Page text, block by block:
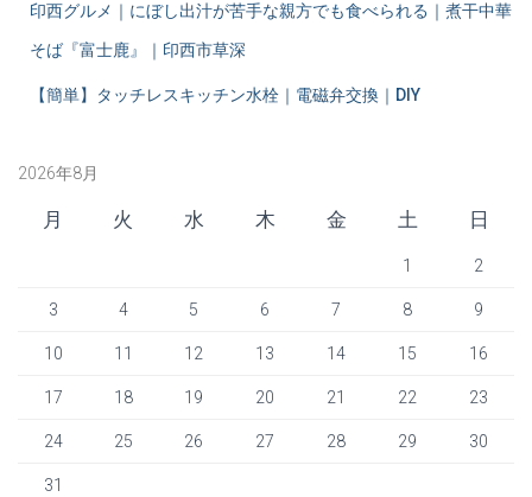
印西グルメ｜にぼし出汁が苦手な親方でも食べられる｜煮干中華
そば『富士鹿』｜印西市草深
【簡単】タッチレスキッチン水栓｜電磁弁交換｜DIY
2026年8月
月 火 水 木 金 土 日
1 2
3 4 5 6 7 8 9
10 11 12 13 14 15 16
17 18 19 20 21 22 23
24 25 26 27 28 29 30
31